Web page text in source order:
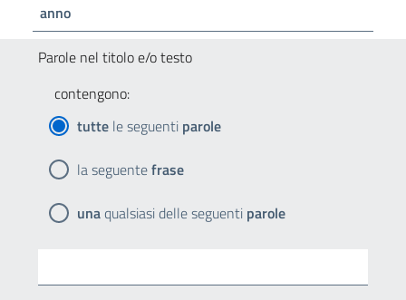
anno
Parole nel titolo e/o testo
contengono:
tutte le seguenti parole
la seguentefrase
unaqualsiasi delle seguenti parole